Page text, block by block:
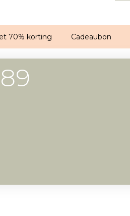
70% korting Cadeaubon